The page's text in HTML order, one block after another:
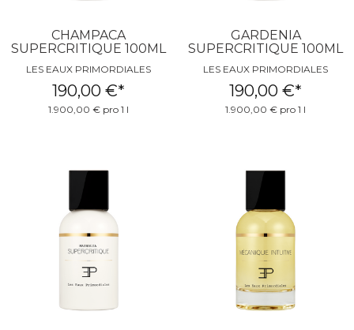
CHAMPACA
SUPERCRITIQUE 100ML
LES EAUX PRIMORDIALES
190,00 €*
1.900,00 € pro 1 l
GARDENIA
SUPERCRITIQUE 100ML
LES EAUX PRIMORDIALES
190,00 €*
1.900,00 € pro 1 l